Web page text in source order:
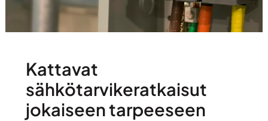
Kattavat
sähkötarvikeratkaisut
jokaiseen tarpeeseen